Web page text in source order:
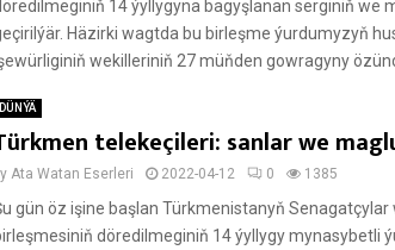
14 ýyllygyna bagyşlanan serginiň we
Häzirki wagtda bu birleşme ýurdumyzyň
wekilleriniň 27 müňden gowragyny
DÜNÝÄ
telekeçileri: sanlar we
Ata Watan Eserleri 2022-04-12 0 1385
gün öz işine başlan Türkmenistanyň
döredilmeginiň 14 ýyllygy mynasybetli